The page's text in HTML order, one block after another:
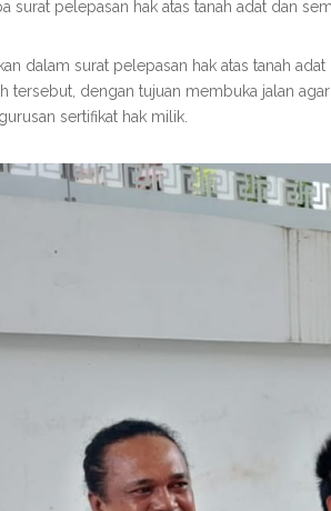
surat pelepasan hak atas tanah adat dan
dalam surat pelepasan hak atas tanah
tersebut, dengan tujuan membuka jalan
sertifikat hak milik.